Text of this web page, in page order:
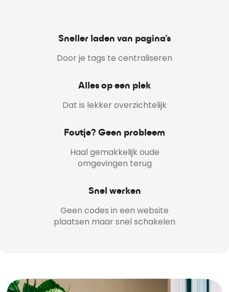
Sneller laden van pagina’s
Door je tags te centraliseren
Alles op een plek
Dat is lekker overzichtelijk
Foutje? Geen probleem
Haal gemakkelijk oude
omgevingen terug
Snel werken
Geen codes in een website
plaatsen maar snel schakelen